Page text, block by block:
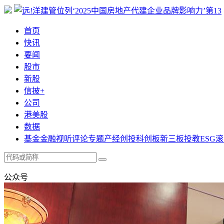
首页
快讯
要闻
股市
新股
信披+
公司
港美股
数据
基金金融视听评论专题产经创投科创板新三板投教ESG
公众号